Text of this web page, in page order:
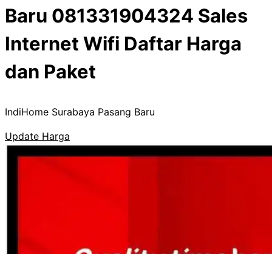
Baru 081331904324 Sales
Internet Wifi Daftar Harga
dan Paket
IndiHome Surabaya Pasang Baru
Update Harga